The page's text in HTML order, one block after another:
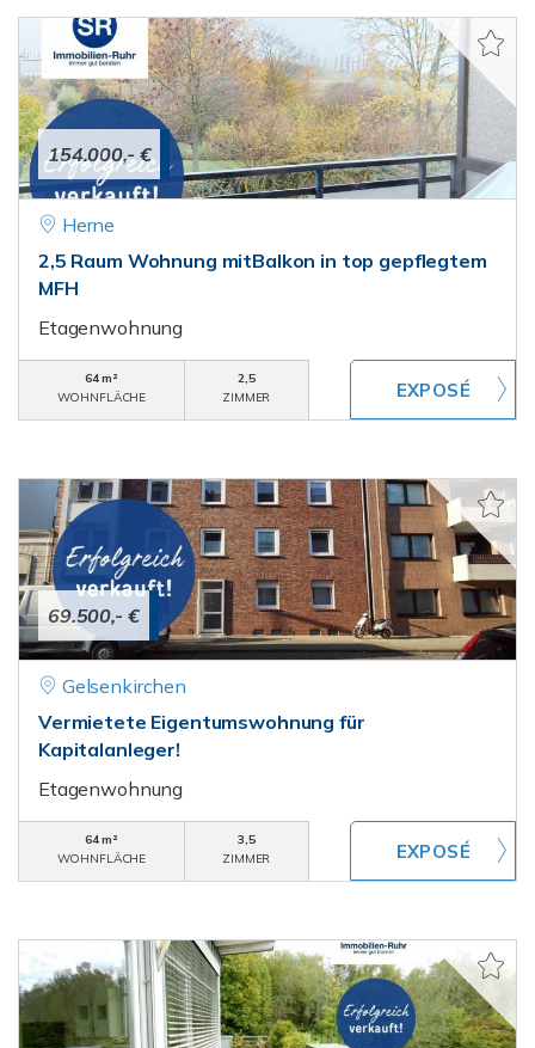
154.000,- €
Herne
2,5 Raum Wohnung mitBalkon in top gepflegtem
MFH
Etagenwohnung
64 m²
WOHNFLÄCHE
2,5
ZIMMER
69.500,- €
Gelsenkirchen
Vermietete Eigentumswohnung für
Kapitalanleger!
Etagenwohnung
64 m²
WOHNFLÄCHE
3,5
ZIMMER